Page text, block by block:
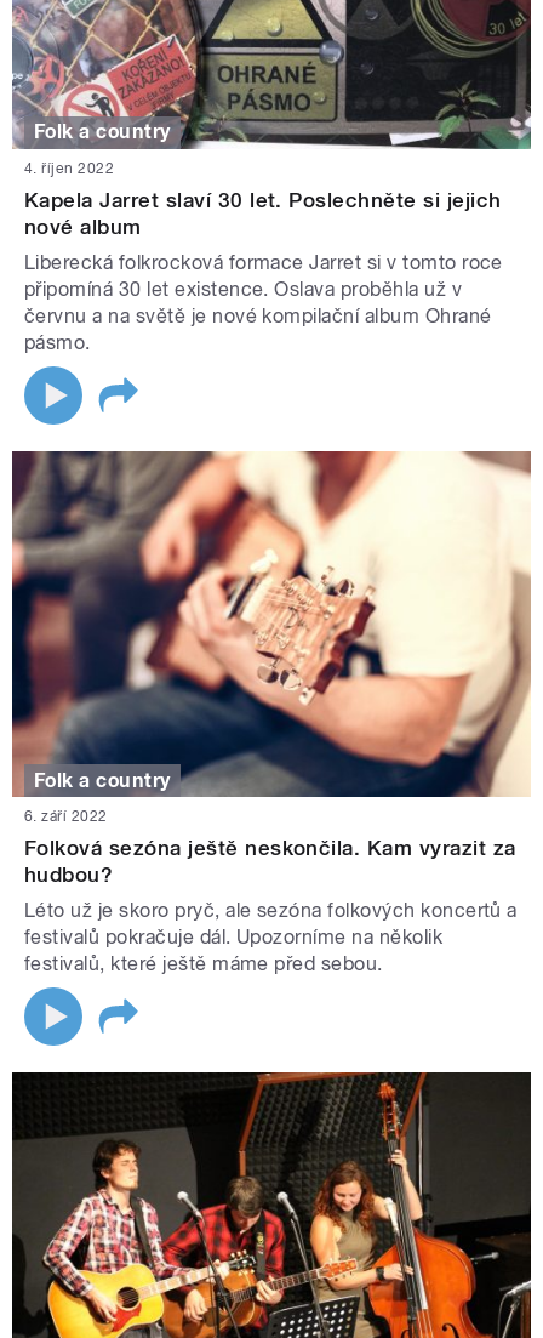
Folk a country
4. říjen 2022
Kapela Jarret slaví 30 let. Poslechněte si jejich
nové album
Liberecká folkrocková formace Jarret si v tomto roce
připomíná 30 let existence. Oslava proběhla už v
červnu a na světě je nové kompilační album Ohrané
pásmo.
Folk a country
6. září 2022
Folková sezóna ještě neskončila. Kam vyrazit za
hudbou?
Léto už je skoro pryč, ale sezóna folkových koncertů a
festivalů pokračuje dál. Upozorníme na několik
festivalů, které ještě máme před sebou.